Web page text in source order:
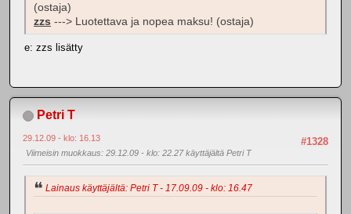
(ostaja)
zzs ---> Luotettava ja nopea maksu! (ostaja)
e: zzs lisätty
Petri T
#1328
29.12.09 - klo: 16.13
Viimeisin muokkaus: 29.12.09 - klo: 22.27 käyttäjältä Petri T
Lainaus käyttäjältä: Petri T - 17.09.09 - klo: 16.47